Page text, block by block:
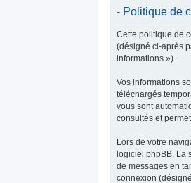
- Politique de
Cette politique de
(désigné ci-après
informations »).
Vos informations
téléchargés
vous sont
consultés et
Lors de votre
logiciel phpBB. La
de messages en
connexion